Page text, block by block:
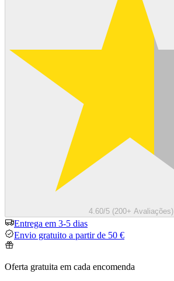
4.60/5 (200+ Avaliações)
Entrega em 3-5 dias
Envio gratuito a partir de 50 €
Oferta gratuita em cada encomenda